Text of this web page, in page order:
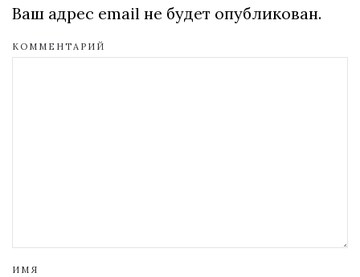
Ваш адрес email не будет опубликован.
КОММЕНТАРИЙ
ИМЯ